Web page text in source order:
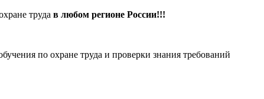
труда в любом регионе России!!!
по охране труда и проверки знания требований